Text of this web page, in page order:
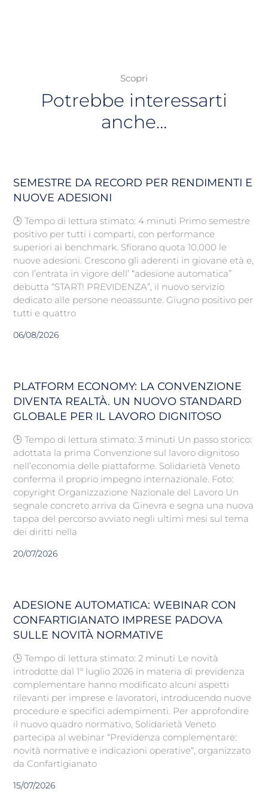
Scopri
Potrebbe interessarti
anche…
SEMESTRE DA RECORD PER RENDIMENTI E
NUOVE ADESIONI
🕒 Tempo di lettura stimato: 4 minuti Primo semestre
positivo per tutti i comparti, con performance
superiori ai benchmark. Sfiorano quota 10.000 le
nuove adesioni. Crescono gli aderenti in giovane età e,
con l’entrata in vigore dell’ “adesione automatica”
debutta “START! PREVIDENZA”, il nuovo servizio
dedicato alle persone neoassunte. Giugno positivo per
tutti e quattro
06/08/2026
PLATFORM ECONOMY: LA CONVENZIONE
DIVENTA REALTÀ. UN NUOVO STANDARD
GLOBALE PER IL LAVORO DIGNITOSO
🕒 Tempo di lettura stimato: 3 minuti Un passo storico:
adottata la prima Convenzione sul lavoro dignitoso
nell’economia delle piattaforme. Solidarietà Veneto
conferma il proprio impegno internazionale. Foto:
copyright Organizzazione Nazionale del Lavoro Un
segnale concreto arriva da Ginevra e segna una nuova
tappa del percorso avviato negli ultimi mesi sul tema
dei diritti nella
20/07/2026
ADESIONE AUTOMATICA: WEBINAR CON
CONFARTIGIANATO IMPRESE PADOVA
SULLE NOVITÀ NORMATIVE
🕒 Tempo di lettura stimato: 2 minuti Le novità
introdotte dal 1° luglio 2026 in materia di previdenza
complementare hanno modificato alcuni aspetti
rilevanti per imprese e lavoratori, introducendo nuove
procedure e specifici adempimenti. Per approfondire
il nuovo quadro normativo, Solidarietà Veneto
partecipa al webinar “Previdenza complementare:
novità normative e indicazioni operative“, organizzato
da Confartigianato
15/07/2026